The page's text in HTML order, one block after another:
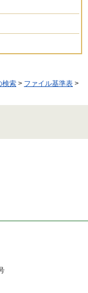
検索 > ファイル基準表 >